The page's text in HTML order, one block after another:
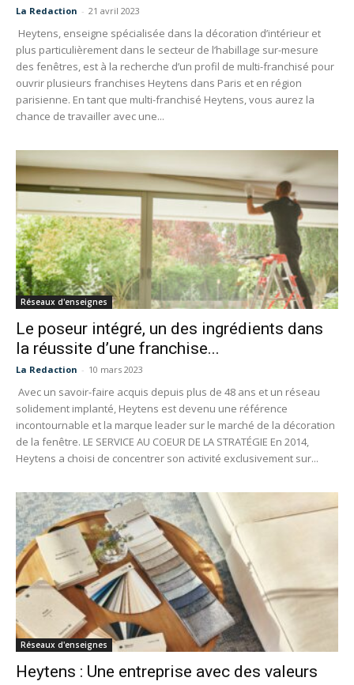
La Redaction - 21 avril 2023
Heytens, enseigne spécialisée dans la décoration d’intérieur et
plus particulièrement dans le secteur de l’habillage sur-mesure
des fenêtres, est à la recherche d’un profil de multi-franchisé pour
ouvrir plusieurs franchises Heytens dans Paris et en région
parisienne. En tant que multi-franchisé Heytens, vous aurez la
chance de travailler avec une...
Réseaux d'enseignes
Le poseur intégré, un des ingrédients dans
la réussite d’une franchise...
La Redaction - 10 mars 2023
Avec un savoir-faire acquis depuis plus de 48 ans et un réseau
solidement implanté, Heytens est devenu une référence
incontournable et la marque leader sur le marché de la décoration
de la fenêtre. LE SERVICE AU COEUR DE LA STRATÉGIE En 2014,
Heytens a choisi de concentrer son activité exclusivement sur...
Réseaux d'enseignes
Heytens : Une entreprise avec des valeurs